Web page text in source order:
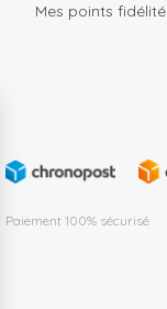
Mes points fidélité
Paiement 100% sécurisé